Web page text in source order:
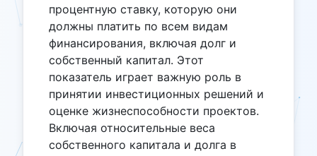
процентную ставку, которую они
должны платить по всем видам
финансирования, включая долг и
собственный капитал. Этот
показатель играет важную роль в
принятии инвестиционных решений и
оценке жизнеспособности проектов.
Включая относительные веса
собственного капитала и долга в